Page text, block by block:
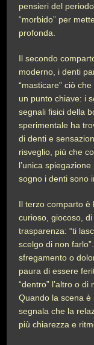
pensieri del
“morbido” per
profonda.
Il secondo
moderno, i denti
“masticare” ciò
un punto chiave: i
segnali fisici della
sperimentale ha
di denti e
risveglio, più che
l’unica
sogno i denti sono
Il terzo comparto è
curioso, giocoso,
trasparenza: “ti
scelgo di non
sfregamento o
paura di essere
“dentro” l’altro o
Quando la scena
segnala che la
più chiarezza e